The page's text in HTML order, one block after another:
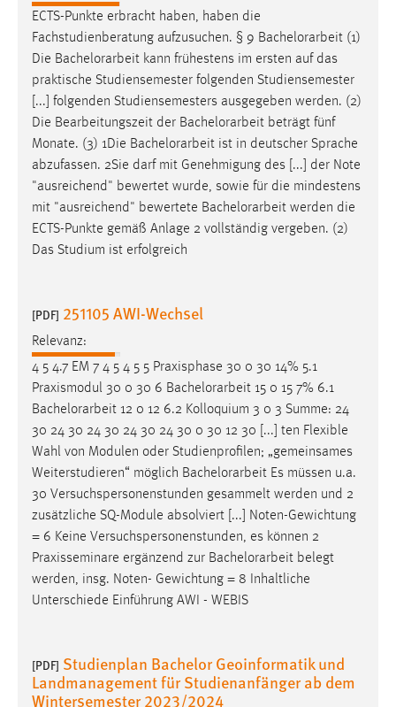
ECTS-Punkte erbracht haben, haben die
Fachstudienberatung aufzusuchen. § 9 Bachelorarbeit (1)
Die Bachelorarbeit kann frühestens im ersten auf das
praktische Studiensemester folgenden Studiensemester
[...] folgenden Studiensemesters ausgegeben werden. (2)
Die Bearbeitungszeit der Bachelorarbeit beträgt fünf
Monate. (3) 1Die Bachelorarbeit ist in deutscher Sprache
abzufassen. 2Sie darf mit Genehmigung des [...] der Note
"ausreichend" bewertet wurde, sowie für die mindestens
mit "ausreichend" bewertete Bachelorarbeit werden die
ECTS-Punkte gemäß Anlage 2 vollständig vergeben. (2)
Das Studium ist erfolgreich
[PDF] 251105 AWI-Wechsel
Relevanz:
4 5 4.7 EM 7 4 5 4 5 5 Praxisphase 30 0 30 14% 5.1
Praxismodul 30 0 30 6 Bachelorarbeit 15 0 15 7% 6.1
Bachelorarbeit 12 0 12 6.2 Kolloquium 3 0 3 Summe: 24
30 24 30 24 30 24 30 24 30 0 30 12 30 [...] ten Flexible
Wahl von Modulen oder Studienprofilen; „gemeinsames
Weiterstudieren“ möglich Bachelorarbeit Es müssen u.a.
30 Versuchspersonenstunden gesammelt werden und 2
zusätzliche SQ-Module absolviert [...] Noten-Gewichtung
= 6 Keine Versuchspersonenstunden, es können 2
Praxisseminare ergänzend zur Bachelorarbeit belegt
werden, insg. Noten- Gewichtung = 8 Inhaltliche
Unterschiede Einführung AWI - WEBIS
[PDF] Studienplan Bachelor Geoinformatik und
Landmanagement für Studienanfänger ab dem
Wintersemester 2023/2024
MARKETING
Marketing Cookies werden von Drittanbietern
verwendet, um personalisierte Werbung anzuzeigen.
Sie tun dies, indem sie Besucher über Websites
hinweg verfolgen.
Google Ads
Name:
_gcl_au
Anbieter:
Zweck:
Cookie Laufzeit:
3 Monate
Facebook Pixel
Name:
Anbieter:
Facebook
Zweck:
Conversion-Tracking